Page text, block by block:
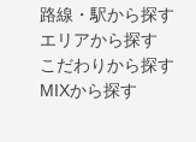
路線・駅から探す
エリアから探す
こだわりから探す
MIXから探す